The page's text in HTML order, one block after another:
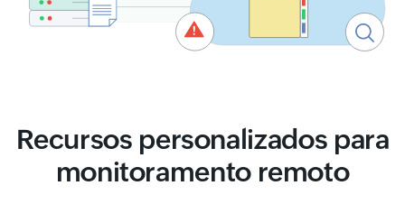
Recursos personalizados para
monitoramento remoto